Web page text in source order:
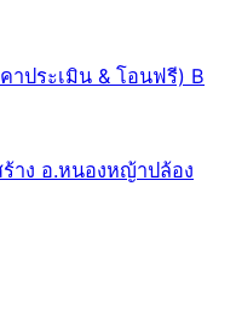
ประเมิน & โอนฟรี) B
าง อ.หนองหญ้าปล้อง